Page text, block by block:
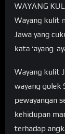
WAYANG
Wayang kulit
Jawa yang
kata ‘ayang-
Wayang kulit
wayang golek
pewayangan
kehidupan
terhadap